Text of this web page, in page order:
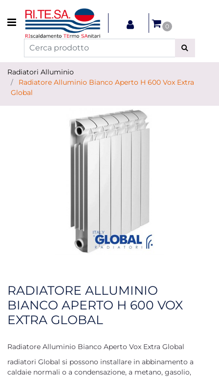
Open menu
0
Radiatori Alluminio
Radiatore Alluminio Bianco Aperto H 600 Vox Extra
Global
RADIATORE ALLUMINIO
BIANCO APERTO H 600 VOX
EXTRA GLOBAL
Radiatore Alluminio Bianco Aperto Vox Extra Global
radiatori Global si possono installare in abbinamento a
caldaie normali o a condensazione, a metano, gasolio,